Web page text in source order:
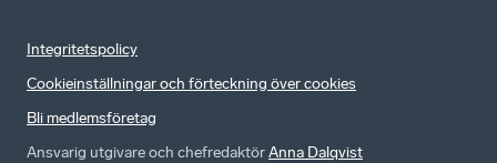
Integritetspolicy
Cookieinställningar och förteckning över cookies
Bli medlemsföretag
Ansvarig utgivare och chefredaktörAnna Dalqvist